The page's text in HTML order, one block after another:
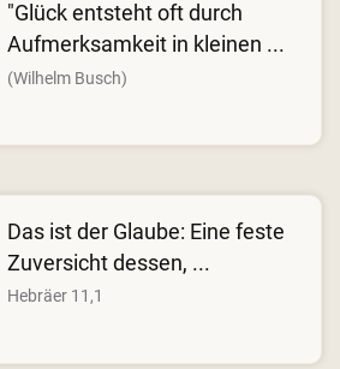
"Glück entsteht oft durch
Aufmerksamkeit in kleinen ...
(Wilhelm Busch)
Das ist der Glaube: Eine feste
Zuversicht dessen, ...
Hebräer 11,1